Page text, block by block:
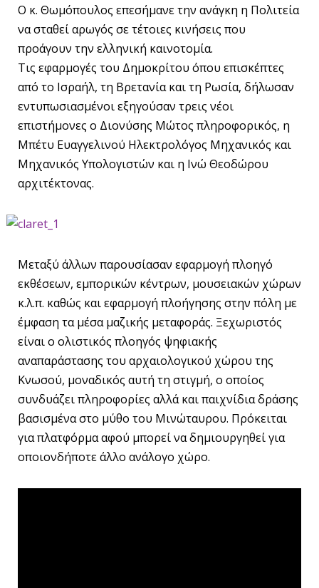
Ο κ. Θωμόπουλος επεσήμανε την ανάγκη η Πολιτεία
να σταθεί αρωγός σε τέτοιες κινήσεις που
προάγουν την ελληνική καινοτομία.
Τις εφαρμογές του Δημοκρίτου όπου επισκέπτες
από το Ισραήλ, τη Βρετανία και τη Ρωσία, δήλωσαν
εντυπωσιασμένοι εξηγούσαν τρεις νέοι
επιστήμονες ο Διονύσης Μώτος πληροφορικός, η
Μπέτυ Ευαγγελινού Ηλεκτρολόγος Μηχανικός και
Μηχανικός Υπολογιστών και η Ινώ Θεοδώρου
αρχιτέκτονας.
Μεταξύ άλλων παρουσίασαν εφαρμογή πλοηγό
εκθέσεων, εμπορικών κέντρων, μουσειακών χώρων
κ.λ.π. καθώς και εφαρμογή πλοήγησης στην πόλη με
έμφαση τα μέσα μαζικής μεταφοράς. Ξεχωριστός
είναι ο ολιστικός πλοηγός ψηφιακής
αναπαράστασης του αρχαιολογικού χώρου της
Κνωσού, μοναδικός αυτή τη στιγμή, ο οποίος
συνδυάζει πληροφορίες αλλά και παιχνίδια δράσης
βασισμένα στο μύθο του Μινώταυρου. Πρόκειται
για πλατφόρμα αφού μπορεί να δημιουργηθεί για
οποιονδήποτε άλλο ανάλογο χώρο.